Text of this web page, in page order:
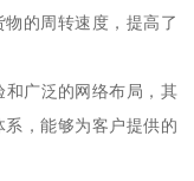
的周转速度，提高了
广泛的网络布局，其
，能够为客户提供的